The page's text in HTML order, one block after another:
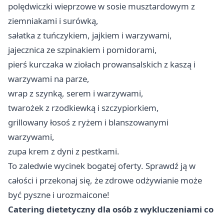
polędwiczki wieprzowe w sosie musztardowym z
ziemniakami i surówką,
sałatka z tuńczykiem, jajkiem i warzywami,
jajecznica ze szpinakiem i pomidorami,
pierś kurczaka w ziołach prowansalskich z kaszą i
warzywami na parze,
wrap z szynką, serem i warzywami,
twarożek z rzodkiewką i szczypiorkiem,
grillowany łosoś z ryżem i blanszowanymi
warzywami,
zupa krem z dyni z pestkami.
To zaledwie wycinek bogatej oferty. Sprawdź ją w
całości i przekonaj się, że zdrowe odżywianie może
być pyszne i urozmaicone!
Catering dietetyczny dla osób z wykluczeniami co